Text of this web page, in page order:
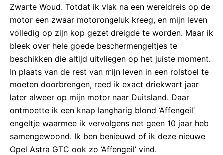
Zwarte Woud. Totdat ik vlak na een wereldreis op de
motor een zwaar motorongeluk kreeg, en mijn leven
volledig op zijn kop gezet dreigde te worden. Maar ik
bleek over hele goede beschermengeltjes te
beschikken die altijd uitvliegen op het juiste moment.
In plaats van de rest van mijn leven in een rolstoel te
moeten doorbrengen, reed ik exact driekwart jaar
later alweer op mijn motor naar Duitsland. Daar
ontmoette ik een knap langharig blond ‘Affengeil’
engeltje waarmee ik vervolgens net geen 10 jaar heb
samengewoond. Ik ben benieuwd of ik deze nieuwe
Opel Astra GTC ook zo ‘Affengeil’ vind.